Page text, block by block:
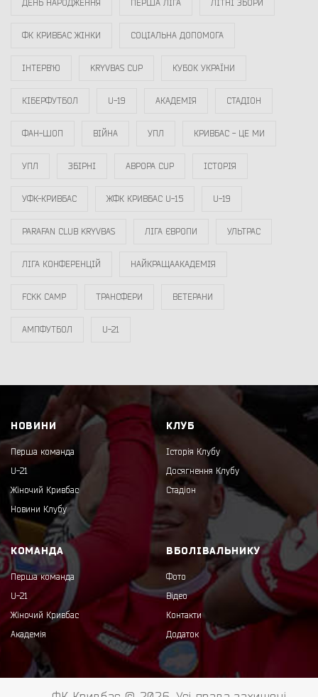
ДЕНЬ НАРОДЖЕННЯ ПЕРША ЛІГА ЛІТНІ ЗБОРИ
ФК КРИВБАС ЖІНКИ СОЦІАЛЬНА ДОПОМОГА
ІНТЕРВ`Ю KRYVBAS CUP КУБОК УКРАЇНИ
КІБЕРФУТБОЛ U-19 АКАДЕМІЯ СТАДІОН
ФАН-ШОП ВІЙНА УПЛ КРИВБАС - ЦЕ МИ
УПЛ ЗБІРНІ АВРОРА CUP ІСТОРІЯ
УФК-КРИВБАС ЖФК КРИВБАС U-15 U-19
PARAFAN CLUB KRYVBAS ЛІГА ЄВРОПИ УЛЬТРАС
ЛІГА КОНФЕРЕНЦІЙ НАЙКРАЩААКАДЕМІЯ
FCKK CAMP ТРАНСФЕРИ ВЕТЕРАНИ
АМПФУТБОЛ U-21
НОВИНИ
Перша команда
U-21
Жіночий Кривбас
Новини Клубу
КЛУБ
Історія Клубу
Досягнення Клубу
Стадіон
КОМАНДА
Перша команда
U-21
Жіночий Кривбас
Академія
ВБОЛІВАЛЬНИКУ
Фото
Відео
Контакти
Додаток